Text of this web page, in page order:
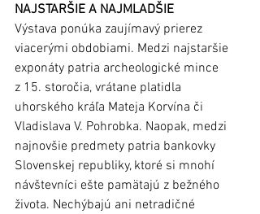
NAJSTARŠIE A NAJMLADŠIE
Výstava ponúka zaujímavý prierez
viacerými obdobiami. Medzi najstaršie
exponáty patria archeologické mince
z 15. storočia, vrátane platidla
uhorského kráľa Mateja Korvína či
Vladislava V. Pohrobka. Naopak, medzi
najnovšie predmety patria bankovky
Slovenskej republiky, ktoré si mnohí
návštevníci ešte pamätajú z bežného
života. Nechýbajú ani netradičné